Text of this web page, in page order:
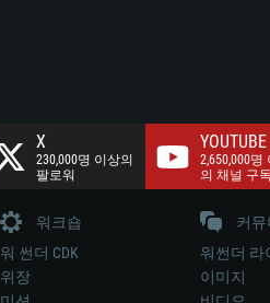
X
230,000명 이상의
팔로워
YOUTUBE
2,650,000명
의 채널 구
워크숍
워 썬더 CDK
위장
커뮤
워썬더 라
이미지